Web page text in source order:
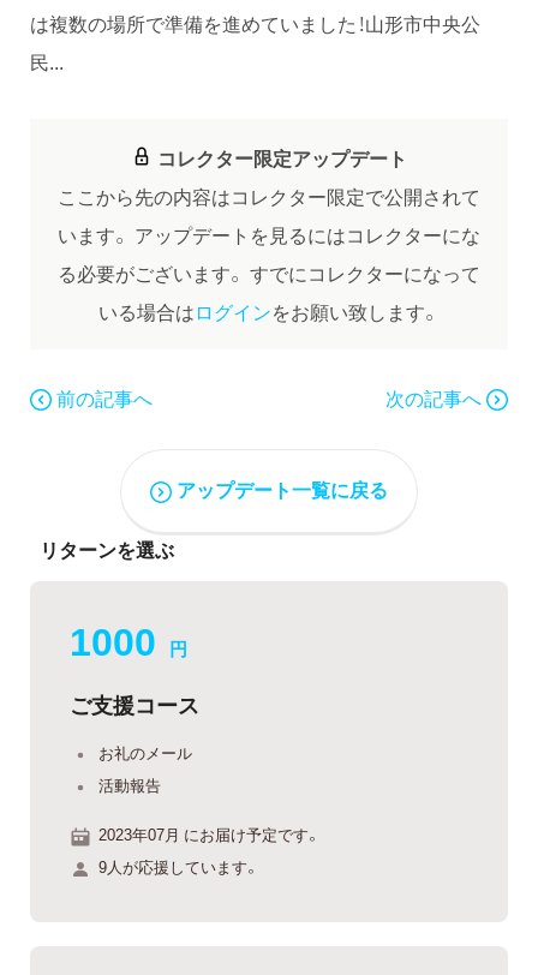
は複数の場所で準備を進めていました！山形市中央公
民...
コレクター限定アップデート
ここから先の内容はコレクター限定で公開されて
います。 アップデートを見るにはコレクターにな
る必要がございます。 すでにコレクターになって
いる場合はログインをお願い致します。
前の記事へ 次の記事へ
アップデート一覧に戻る
リターンを選ぶ
1000 円
ご支援コース
お礼のメール
活動報告
2023年07月 にお届け予定です。
9人が応援しています。